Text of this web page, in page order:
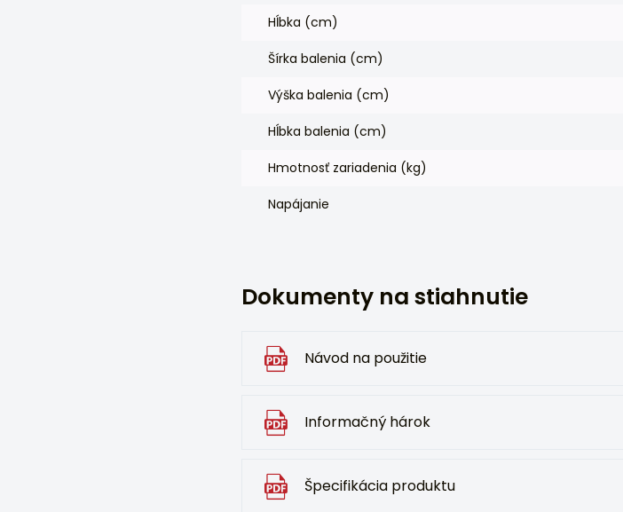
Hĺbka (cm)
Šírka balenia (cm)
Výška balenia (cm)
Hĺbka balenia (cm)
Hmotnosť zariadenia (kg)
Napájanie
Dokumenty na stiahnutie
Návod na použitie
Informačný hárok
Špecifikácia produktu